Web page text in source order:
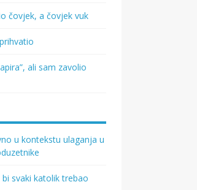
čovjek, a čovjek vuk
ali sam zavolio
u kontekstu ulaganja u
svaki katolik trebao